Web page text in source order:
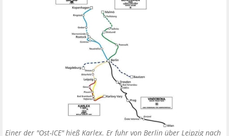
Einer der "Ost-ICE" hieß Karlex. Er fuhr von Berlin über Leipzig nach